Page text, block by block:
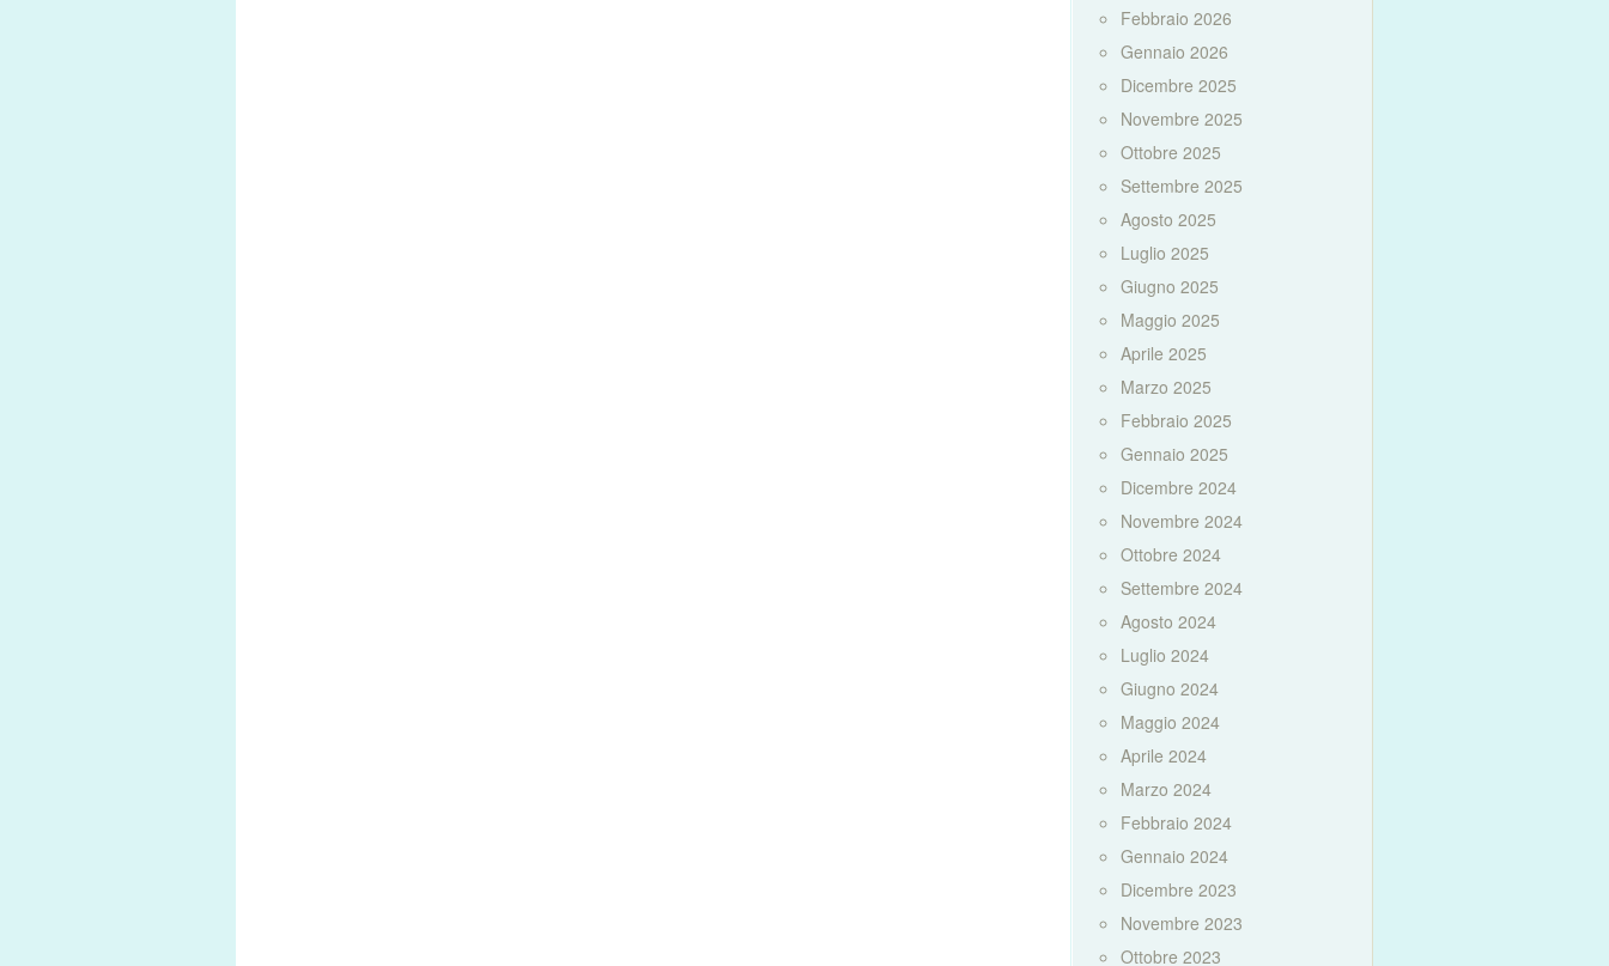
Febbraio 2026
Gennaio 2026
Dicembre 2025
Novembre 2025
Ottobre 2025
Settembre 2025
Agosto 2025
Luglio 2025
Giugno 2025
Maggio 2025
Aprile 2025
Marzo 2025
Febbraio 2025
Gennaio 2025
Dicembre 2024
Novembre 2024
Ottobre 2024
Settembre 2024
Agosto 2024
Luglio 2024
Giugno 2024
Maggio 2024
Aprile 2024
Marzo 2024
Febbraio 2024
Gennaio 2024
Dicembre 2023
Novembre 2023
Ottobre 2023